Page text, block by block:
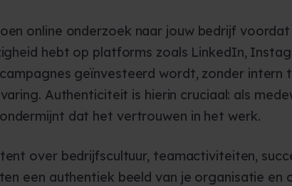
online onderzoek naar jouw bedrijf
hebt op platforms zoals LinkedIn,
geïnvesteerd wordt, zonder
Authenticiteit is hierin cruciaal: als
dat het vertrouwen in het werk.
over bedrijfscultuur, teamactiviteiten,
een authentiek beeld van je organisatie en